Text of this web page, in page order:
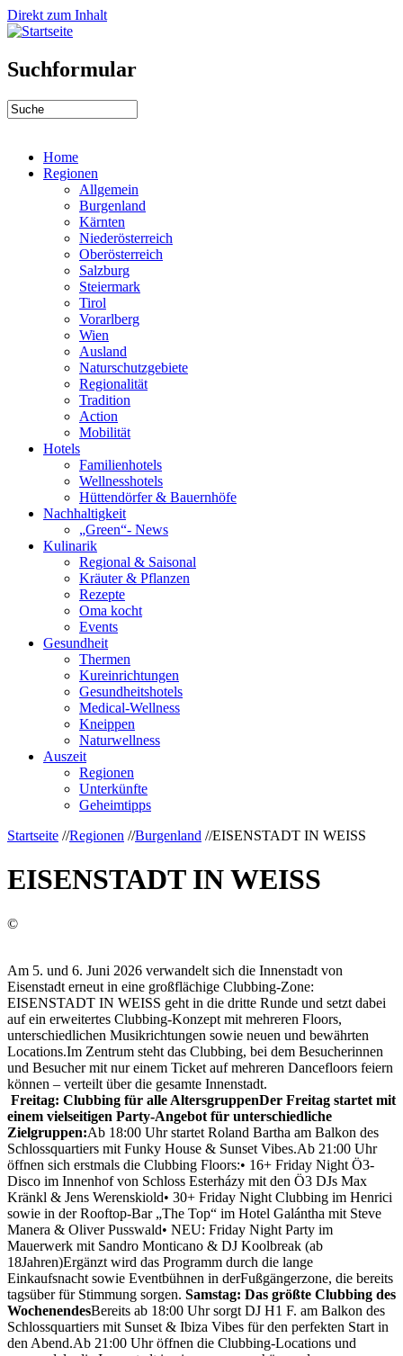
Direkt zum Inhalt
Suchformular
Home
Regionen
Allgemein
Burgenland
Kärnten
Niederösterreich
Oberösterreich
Salzburg
Steiermark
Tirol
Vorarlberg
Wien
Ausland
Naturschutzgebiete
Regionalität
Tradition
Action
Mobilität
Hotels
Familienhotels
Wellnesshotels
Hüttendörfer & Bauernhöfe
Nachhaltigkeit
„Green“- News
Kulinarik
Regional & Saisonal
Kräuter & Pflanzen
Rezepte
Oma kocht
Events
Gesundheit
Thermen
Kureinrichtungen
Gesundheitshotels
Medical-Wellness
Kneippen
Naturwellness
Auszeit
Regionen
Unterkünfte
Geheimtipps
Startseite //Regionen //Burgenland //EISENSTADT IN WEISS
EISENSTADT IN WEISS
©
Am 5. und 6. Juni 2026 verwandelt sich die Innenstadt von
Eisenstadt erneut in eine großflächige Clubbing-Zone:
EISENSTADT IN WEISS geht in die dritte Runde und setzt dabei
auf ein erweitertes Clubbing-Konzept mit mehreren Floors,
unterschiedlichen Musikrichtungen sowie neuen und bewährten
Locations.Im Zentrum steht das Clubbing, bei dem Besucherinnen
und Besucher mit nur einem Ticket auf mehreren Dancefloors feiern
können – verteilt über die gesamte Innenstadt.
Freitag: Clubbing für alle AltersgruppenDer Freitag startet mit
einem vielseitigen Party-Angebot für unterschiedliche
Zielgruppen:Ab 18:00 Uhr startet Roland Bartha am Balkon des
Schlossquartiers mit Funky House & Sunset Vibes.Ab 21:00 Uhr
öffnen sich erstmals die Clubbing Floors:• 16+ Friday Night Ö3-
Disco im Innenhof von Schloss Esterházy mit den Ö3 DJs Max
Kränkl & Jens Werenskiold• 30+ Friday Night Clubbing im Henrici
sowie in der Rooftop-Bar „The Top“ im Hotel Galántha mit Steve
Manera & Oliver Pusswald• NEU: Friday Night Party im
Mauerwerk mit Sandro Monticano & DJ Koolbreak (ab
18Jahren)Ergänzt wird das Programm durch die lange
Einkaufsnacht sowie Eventbühnen in derFußgängerzone, die bereits
tagsüber für Stimmung sorgen. Samstag: Das größte Clubbing des
WochenendesBereits ab 18:00 Uhr sorgt DJ H1 F. am Balkon des
Schlossquartiers mit Sunset & Ibiza Vibes für den perfekten Start in
den Abend.Ab 21:00 Uhr öffnen die Clubbing-Locations und